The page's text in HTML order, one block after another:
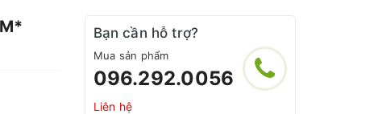
Bạn cần hỗ trợ?
Mua sản phẩm
096.292.0056
Liên hệ